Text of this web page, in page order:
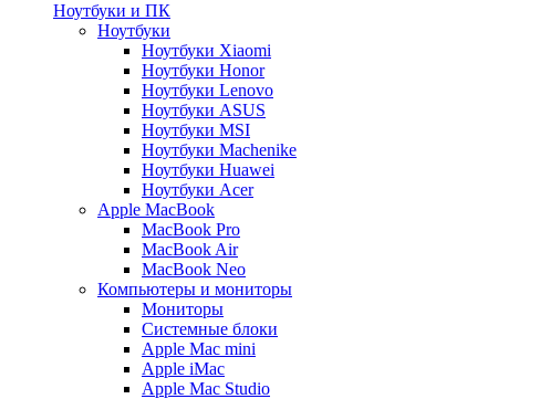
Ноутбуки и ПК
Ноутбуки
Ноутбуки Xiaomi
Ноутбуки Honor
Ноутбуки Lenovo
Ноутбуки ASUS
Ноутбуки MSI
Ноутбуки Machenike
Ноутбуки Huawei
Ноутбуки Acer
Apple MacBook
MacBook Pro
MacBook Air
MacBook Neo
Компьютеры и мониторы
Мониторы
Системные блоки
Apple Mac mini
Apple iMac
Apple Mac Studio